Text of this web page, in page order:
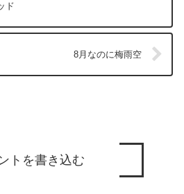
ド
8月なのに梅雨空
トを書き込む